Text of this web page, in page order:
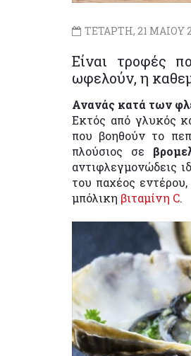
ΤΕΤΑΡΤΗ, 21 ΜΑΙΟΥ
Είναι τροφές
ωφελούν, η
Ανανάς κατά των
Εκτός από γλυκός
που βοηθούν το
πλούσιος σε
αντιφλεγμονώδεις
του παχέος
μπόλικη βιταμίνη C.